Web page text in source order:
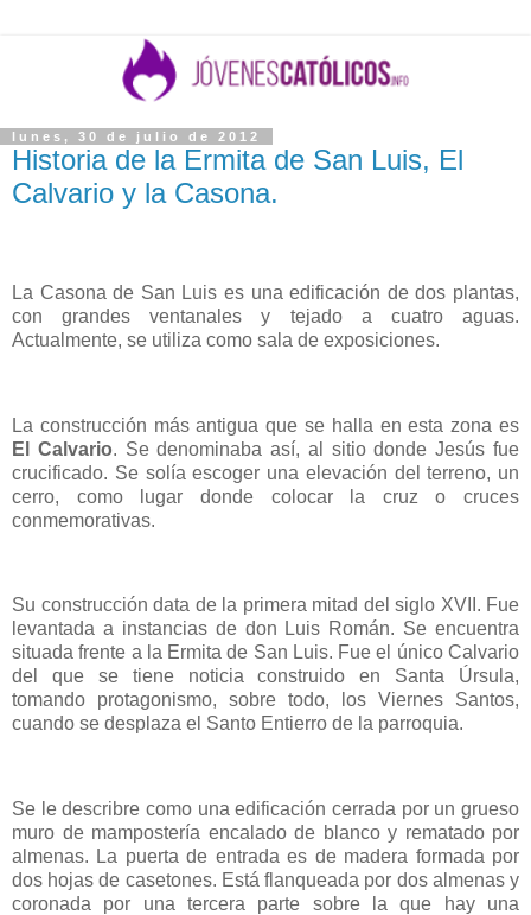
lunes, 30 de julio de 2012
Historia de la Ermita de San Luis, El
Calvario y la Casona.
La Casona de San Luis es una edificación de dos plantas,
con grandes ventanales y tejado a cuatro aguas.
Actualmente, se utiliza como sala de exposiciones.
La construcción más antigua que se halla en esta zona es
El Calvario. Se denominaba así, al sitio donde Jesús fue
crucificado. Se solía escoger una elevación del terreno, un
cerro, como lugar donde colocar la cruz o cruces
conmemorativas.
Su construcción data de la primera mitad del siglo XVII. Fue
levantada a instancias de don Luis Román. Se encuentra
situada frente a la Ermita de San Luis. Fue el único Calvario
del que se tiene noticia construido en Santa Úrsula,
tomando protagonismo, sobre todo, los Viernes Santos,
cuando se desplaza el Santo Entierro de la parroquia.
Se le describre como una edificación cerrada por un grueso
muro de mampostería encalado de blanco y rematado por
almenas. La puerta de entrada es de madera formada por
dos hojas de casetones. Está flanqueada por dos almenas y
coronada por una tercera parte sobre la que hay una